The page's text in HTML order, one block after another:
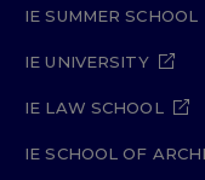
IE SUMMER SCHOOL
IE UNIVERSITY
IE LAW SCHOOL
IE SCHOOL OF